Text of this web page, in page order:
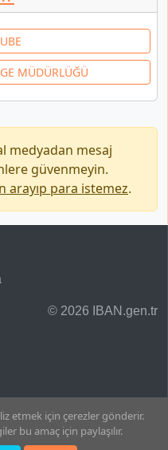
MÜDÜRLÜĞÜ
medyadan mesaj
güvenmeyin.
para istemez.
© 2026 IBAN.gen.tr
etmek için çerezler gönderir.
bu amaç için paylaşılır.